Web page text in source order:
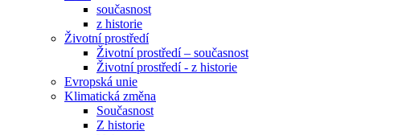
současnost
z historie
Životní prostředí
Životní prostředí – současnost
Životní prostředí ​- z historie
Evropská unie
Klimatická změna
Současnost
Z historie